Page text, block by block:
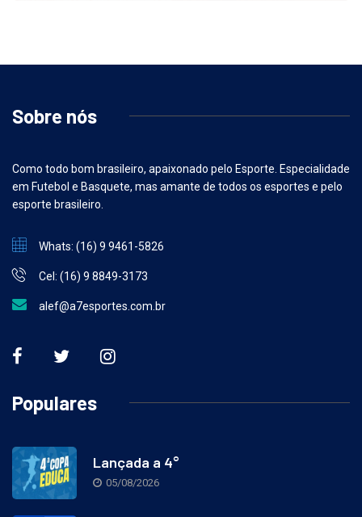
Sobre nós
Como todo bom brasileiro, apaixonado pelo Esporte. Especialidade
em Futebol e Basquete, mas amante de todos os esportes e pelo
esporte brasileiro.
Whats: (16) 9 9461-5826
Cel: (16) 9 8849-3173
alef@a7esportes.com.br
Populares
Lançada a 4°
05/08/2026